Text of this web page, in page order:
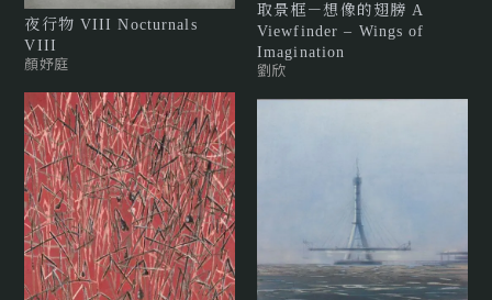
夜行物 VIII Nocturnals
VIII
顏妤庭
取景框－想像的翅膀 A
Viewfinder – Wings of
Imagination
劉欣